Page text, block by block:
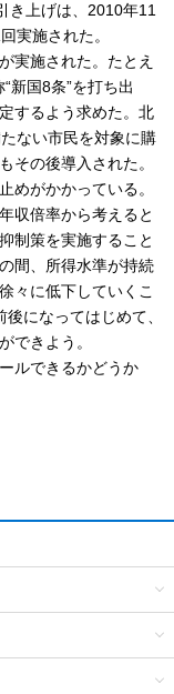
き上げは、2010年11
実施された。
実施された。たとえ
新国8条”を打ち出
するよう求めた。北
ない市民を対象に購
その後導入された。
めがかかっている。
収倍率から考えると
制策を実施すること
間、所得水準が持続
々に低下していくこ
になってはじめて、
できよう。
ルできるかどうか